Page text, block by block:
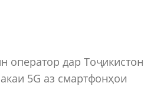
оператор дар Тоҷикистон
5G аз смартфонҳои